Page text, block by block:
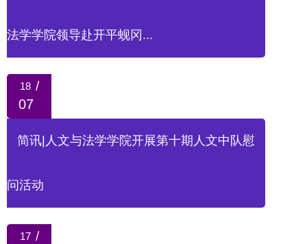
法学学院领导赴开平蚬冈...
18 /
07
简讯|人文与法学学院开展第十期人文中队慰
问活动
17 /